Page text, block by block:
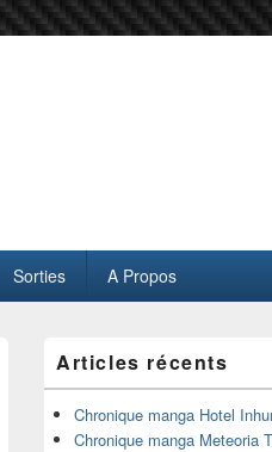
Sorties A Propos
principale
de
widget
pour
Articles récents
Chronique manga Hotel
Chronique manga Meteoria